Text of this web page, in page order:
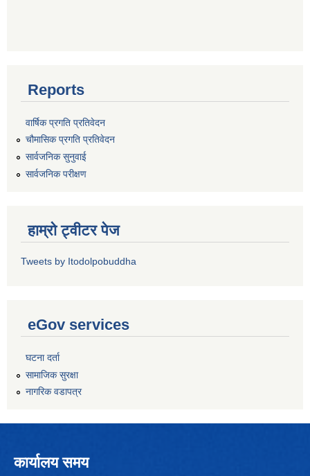
Reports
वार्षिक प्रगति प्रतिवेदन
चौमासिक प्रगति प्रतिवेदन
सार्वजनिक सुनुवाई
सार्वजनिक परीक्षण
हाम्रो ट्वीटर पेज
Tweets by Itodolpobuddha
eGov services
घटना दर्ता
सामाजिक सुरक्षा
नागरिक वडापत्र
कार्यालय समय